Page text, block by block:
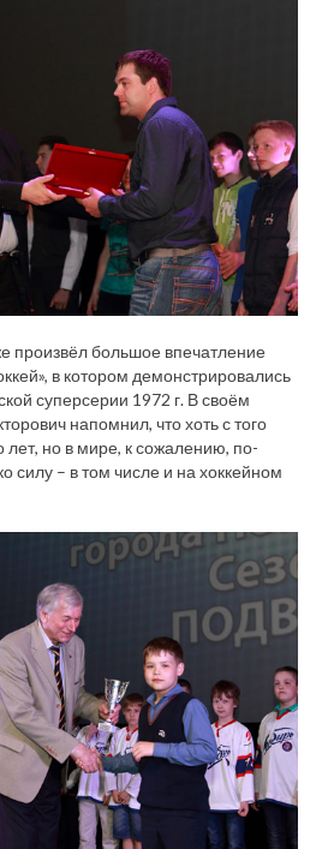
произвёл большое впечатление
в котором демонстрировались
суперсерии 1972 г. В своём
напомнил, что хоть с того
но в мире, к сожалению, по-
силу – в том числе и на хоккейном